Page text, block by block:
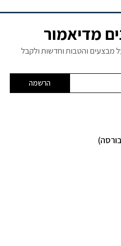
מדיאמור
מבצעים והטבות וחדשות ולקבל
הרשמה